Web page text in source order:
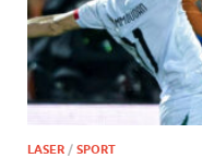
LASER / SPORT